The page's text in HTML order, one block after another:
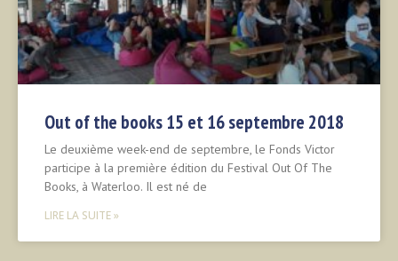
Out of the books 15 et 16 septembre 2018
Le deuxième week-end de septembre, le Fonds Victor
participe à la première édition du Festival Out Of The
Books, à Waterloo. Il est né de
LIRE LA SUITE »